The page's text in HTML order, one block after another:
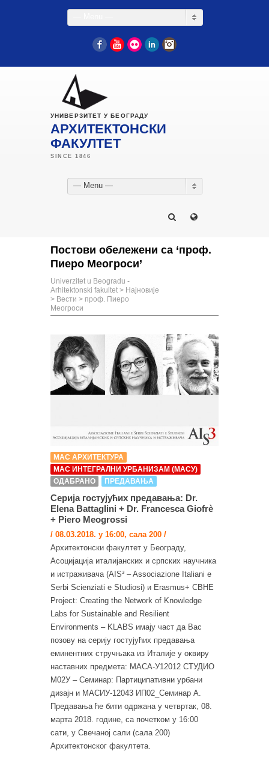
FacebookYouTube
Flickr LinkedIn
УНИВЕРЗИТЕТ У БЕОГРАДУ
АРХИТЕКТОНСКИ
ФАКУЛТЕТ
— Menu —
Постови обележени са ‘проф.
Пиеро Меогроси’
Univerzitet u Beogradu -
Arhitektonski fakultet > Најновије
> Вести > проф. Пиеро
Меогроси
МАС АРХИТЕКТУРА
МАС ИНТЕГРАЛНИ УРБАНИЗАМ (МАСУ)
ОДАБРАНО
ПРЕДАВАЊА
Серија гостујућих предавања: Dr.
Elenа Battaglini + Dr. Francesca Giofrè
+ Piero Meogrossi
/ 08.03.2018. у 16:00, сала 200 /
Архитектонски факултет у Београду,
Асоцијација италијанских и српских научника
и истраживача (AIS³ – Associazione Italiani e
Serbi Scienziati e Studiosi) и Erasmus+ CBHE
Project: Creating the Network of Knowledge
Labs for Sustainable and Resilient
Environments – KLABS имају част да Вас
позову на серију гостујућих предавања
еминентних стручњака из Италије у оквиру
наставних предмета: МАСА-У12012 СТУДИО
М02У – Семинар: Партиципативни урбани
дизајн и МАСИУ-12043 ИП02_Семинар А.
Предавања ће бити одржана у четвртак, 08.
марта 2018. године, са почетком у 16:00
сати, у Свечаној сали (сала 200)
Архитектонског факултета.